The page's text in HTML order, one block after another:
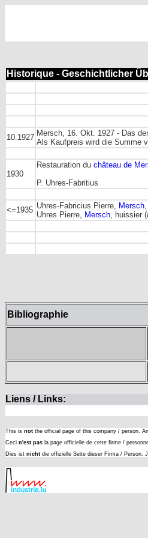
Historique - Geschichtlicher
10.1927 Mersch, 16. Okt. 1927 - Das
Als Kaufpreis wird die Summe
1930
Restauration du château de
P. Uhres-Fabritius
<=1935 Uhres-Fabricius Pierre, Mersch
Uhres Pierre, Mersch, huissier (
Bibliographie
Liens / Links:
This is not the official page of this company / person.
Ceci n'est pas la page officielle de cette firme /
Dies ist nicht die offizielle Seite dieser Firma / Person.